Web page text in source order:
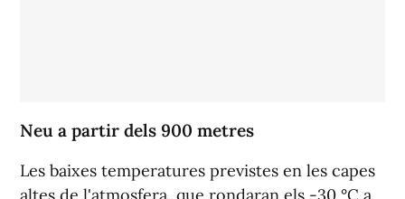
Neu a partir dels 900 metres
Les baixes temperatures previstes en les capes